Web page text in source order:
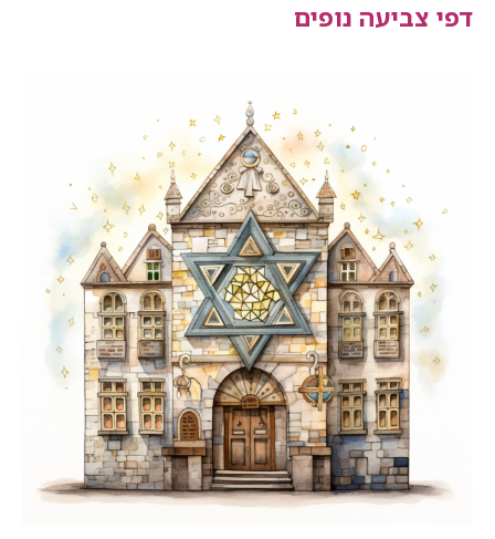
דפי צביעה נופים